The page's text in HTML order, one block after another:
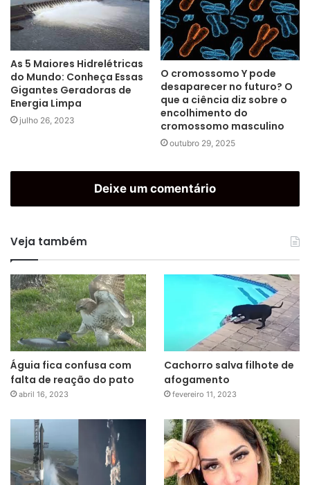
As 5 Maiores Hidrelétricas
do Mundo: Conheça Essas
Gigantes Geradoras de
Energia Limpa
julho 26, 2023
O cromossomo Y pode
desaparecer no futuro? O
que a ciência diz sobre o
encolhimento do
cromossomo masculino
outubro 29, 2025
Deixe um comentário
Veja também
Águia fica confusa com
falta de reação do pato
abril 16, 2023
Cachorro salva filhote de
afogamento
fevereiro 11, 2023